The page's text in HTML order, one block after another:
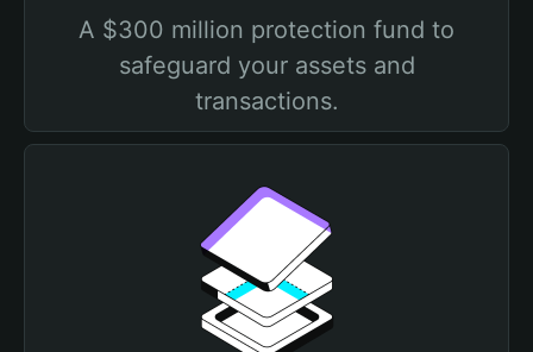
A $300 million protection fund to
safeguard your assets and
transactions.